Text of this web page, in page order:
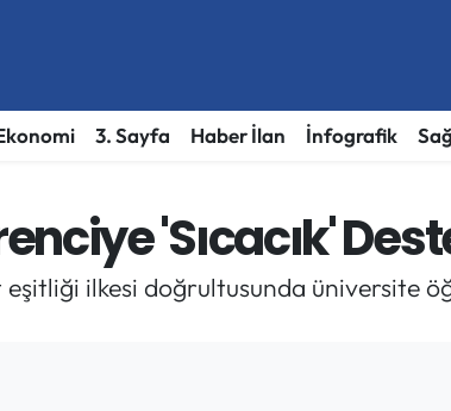
3. Sayfa Haber İlan İnfografik
'Sıcacık'
ilkesi doğrultusunda üniversite